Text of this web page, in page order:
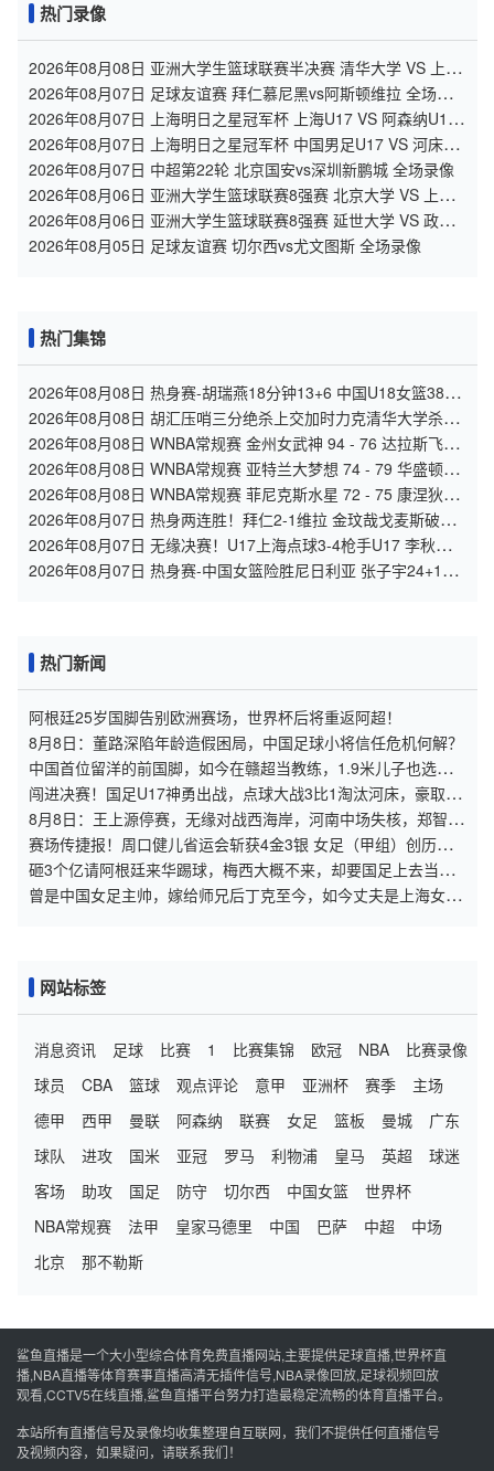
热门录像
2026年08月08日 亚洲大学生篮球联赛半决赛 清华大学 VS 上海
交通大学 全场录像
2026年08月07日 足球友谊赛 拜仁慕尼黑vs阿斯顿维拉 全场录
像
2026年08月07日 上海明日之星冠军杯 上海U17 VS 阿森纳U17
全场录像
2026年08月07日 上海明日之星冠军杯 中国男足U17 VS 河床
U17 全场录像
2026年08月07日 中超第22轮 北京国安vs深圳新鹏城 全场录像
2026年08月06日 亚洲大学生篮球联赛8强赛 北京大学 VS 上海
交通大学 全场录像
2026年08月06日 亚洲大学生篮球联赛8强赛 延世大学 VS 政治
大学 全场录像
2026年08月05日 足球友谊赛 切尔西vs尤文图斯 全场录像
热门集锦
2026年08月08日 热身赛-胡瑞燕18分钟13+6 中国U18女篮38分
大胜蒙古女篮
2026年08月08日 胡汇压哨三分绝杀上交加时力克清华大学杀入
决赛 陈天灿三双
2026年08月08日 WNBA常规赛 金州女武神 94 - 76 达拉斯飞翼
全场集锦
2026年08月08日 WNBA常规赛 亚特兰大梦想 74 - 79 华盛顿神
秘人 全场集锦
2026年08月08日 WNBA常规赛 菲尼克斯水星 72 - 75 康涅狄格
太阳 全场集锦
2026年08月07日 热身两连胜！拜仁2-1维拉 金玟哉戈麦斯破门
迪亚斯替补建功
2026年08月07日 无缘决赛！U17上海点球3-4枪手U17 李秋甫、
李文博失点王启戎扑点
2026年08月07日 热身赛-中国女篮险胜尼日利亚 张子宇24+11
热门新闻
阿根廷25岁国脚告别欧洲赛场，世界杯后将重返阿超！
8月8日：董路深陷年龄造假困局，中国足球小将信任危机何解？
中国首位留洋的前国脚，如今在赣超当教练，1.9米儿子也选足
球路
闯进决赛！国足U17神勇出战，点球大战3比1淘汰河床，豪取四
战不败！
8月8日：王上源停赛，无缘对战西海岸，河南中场失核，郑智率
队剑指亚冠！
赛场传捷报！周口健儿省运会斩获4金3银 女足（甲组）创历史
摘银
砸3个亿请阿根廷来华踢球，梅西大概不来，却要国足上去当陪
练？
曾是中国女足主帅，嫁给师兄后丁克至今，如今丈夫是上海女足
网站标签
消息资讯 足球 比赛 1 比赛集锦 欧冠 NBA
比赛录像
球员
CBA 篮球 观点评论 意甲 亚洲杯 赛季
主场
德甲
西甲 曼联 阿森纳 联赛 女足 篮板 曼城
广东
球队
进攻 国米 亚冠 罗马 利物浦 皇马 英超
球迷
客场
助攻 国足 防守 切尔西 中国女篮
世界杯
NBA常规赛
法甲 皇家马德里 中国 巴萨 中超
中场
北京
那不勒斯
鲨鱼直播是一个大小型综合体育免费直播网站,主要提供足球直播,世界杯直
播,NBA直播等体育赛事直播高清无插件信号,NBA录像回放,足球视频回放
观看,CCTV5在线直播,鲨鱼直播平台努力打造最稳定流畅的体育直播平台。
本站所有直播信号及录像均收集整理自互联网，我们不提供任何直播信号
及视频内容，如果疑问，请联系我们！